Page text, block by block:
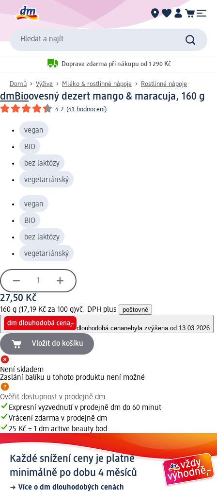
Hledat a najít
Doprava zdarma při nákupu od 1 290 Kč
Domů Výživa Mléko & rostlinné nápoje Rostlinné nápoje
dmBioovesný dezert mango & maracuja, 160 g
4.2 (41 hodnocení)
vegan
BIO
bez laktózy
vegetariánský
vegan
BIO
bez laktózy
vegetariánský
27,50 Kč
160 g (17,19 Kč za 100 g)vč. DPH plus poštovné
dlouhodobá cenanebyla zvýšena od 13.03.2026
Vložit do košíku
Není skladem
Zaslání balíku u tohoto produktu není možné
Ověřit dostupnost v prodejně dm
Expresní vyzvednutí v prodejně dm do 60 minut
Vrácení zdarma v prodejně dm
25 Kč = 1 dm active beauty bod
Každé snížení ceny je platné
minimálně po dobu 4 měsíců
Více o dm dlouhodobých cenách